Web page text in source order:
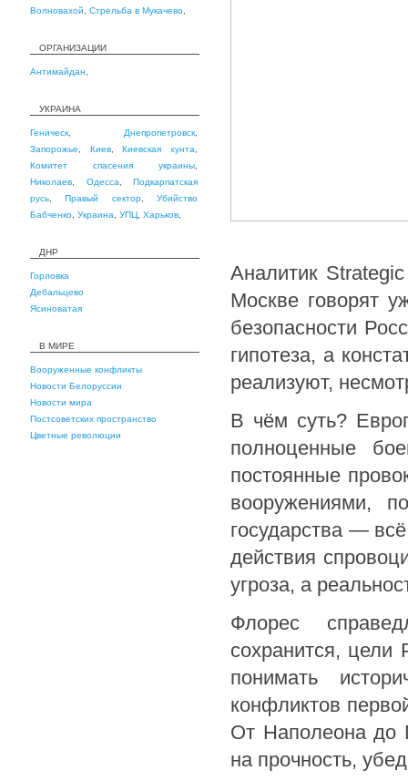
Волновахой
Стрельба в Мукачево
ОРГАНИЗАЦИИ
Антимайдан
УКРАИНА
Геническ Днепропетровск
Запорожье
Киев,Киевская хунта
Комитет спасения украины
Николаев
Одесса
Подкарпатская
русь ,Правый сектор,Убийство
Бабченко Украина УПЦ Харьков
ДНР
Горловка
Дебальцево
Ясиноватая
В МИРЕ
Вооруженные конфликты
Новости Белоруссии
Новости мира
Постсоветских пространство
Цветные революции
Аналитик
Москве говорят
безопасности
гипотеза, а
реализуют,
В чём суть?
полноценные
постоянные
вооружениями,
государства —
действия
угроза, а
Флорес
сохранится, цели
понимать
конфликтов
От Наполеона до
на прочность,